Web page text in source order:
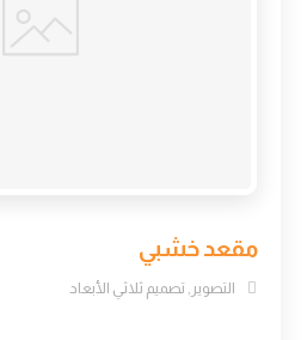
مقعد خشبي
التصوير ,تصميم ثلاثي الأبعاد